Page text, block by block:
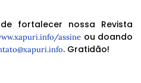
fortalecer nossa Revista
assine ou doando
. Gratidão!